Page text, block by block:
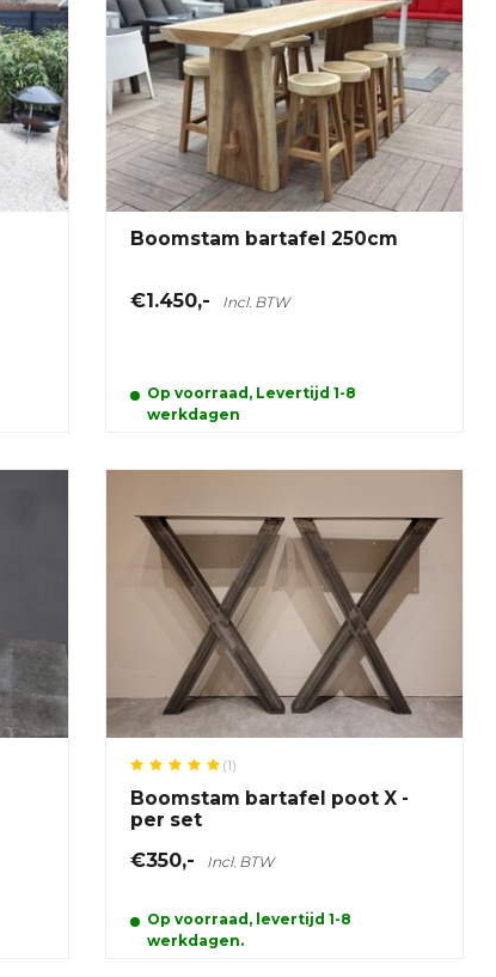
Boomstam bartafel 250cm
€1.450,- Incl. BTW
Op voorraad, Levertijd 1-8
werkdagen
(1)
Boomstam bartafel poot X -
per set
€350,- Incl. BTW
Op voorraad, levertijd 1-8
werkdagen.